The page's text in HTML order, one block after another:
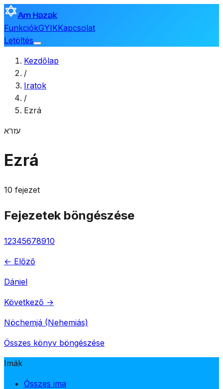
Am Hazak
FunkciókGYIKKapcsolat
Letöltés
Kezdőlap
/
Iratok
/
Ezrá
עזרא
Ezrá
10 fejezet
Fejezetek böngészése
12345678910
← Előző
Dániel
Következő →
Nöchemjá (Nehemiás)
Összes könyv böngészése
Imák
Összes ima